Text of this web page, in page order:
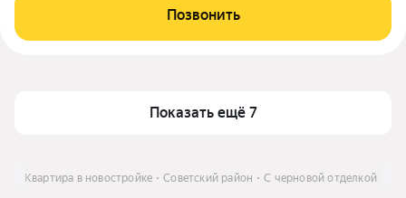
Позвонить
Показать ещё 7
С черновой отделкой
Советский район
Квартира в новостройке